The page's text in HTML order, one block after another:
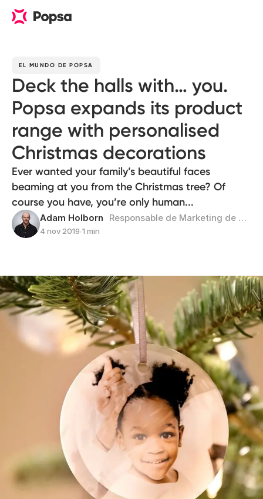
EL MUNDO DE POPSA
Deck the halls with… you.
Popsa expands its product
range with personalised
Christmas decorations
Ever wanted your family’s beautiful faces
beaming at you from the Christmas tree? Of
course you have, you’re only human...
Adam Holborn Responsable de Marketing de Resultados
4 nov 2019∙1 min